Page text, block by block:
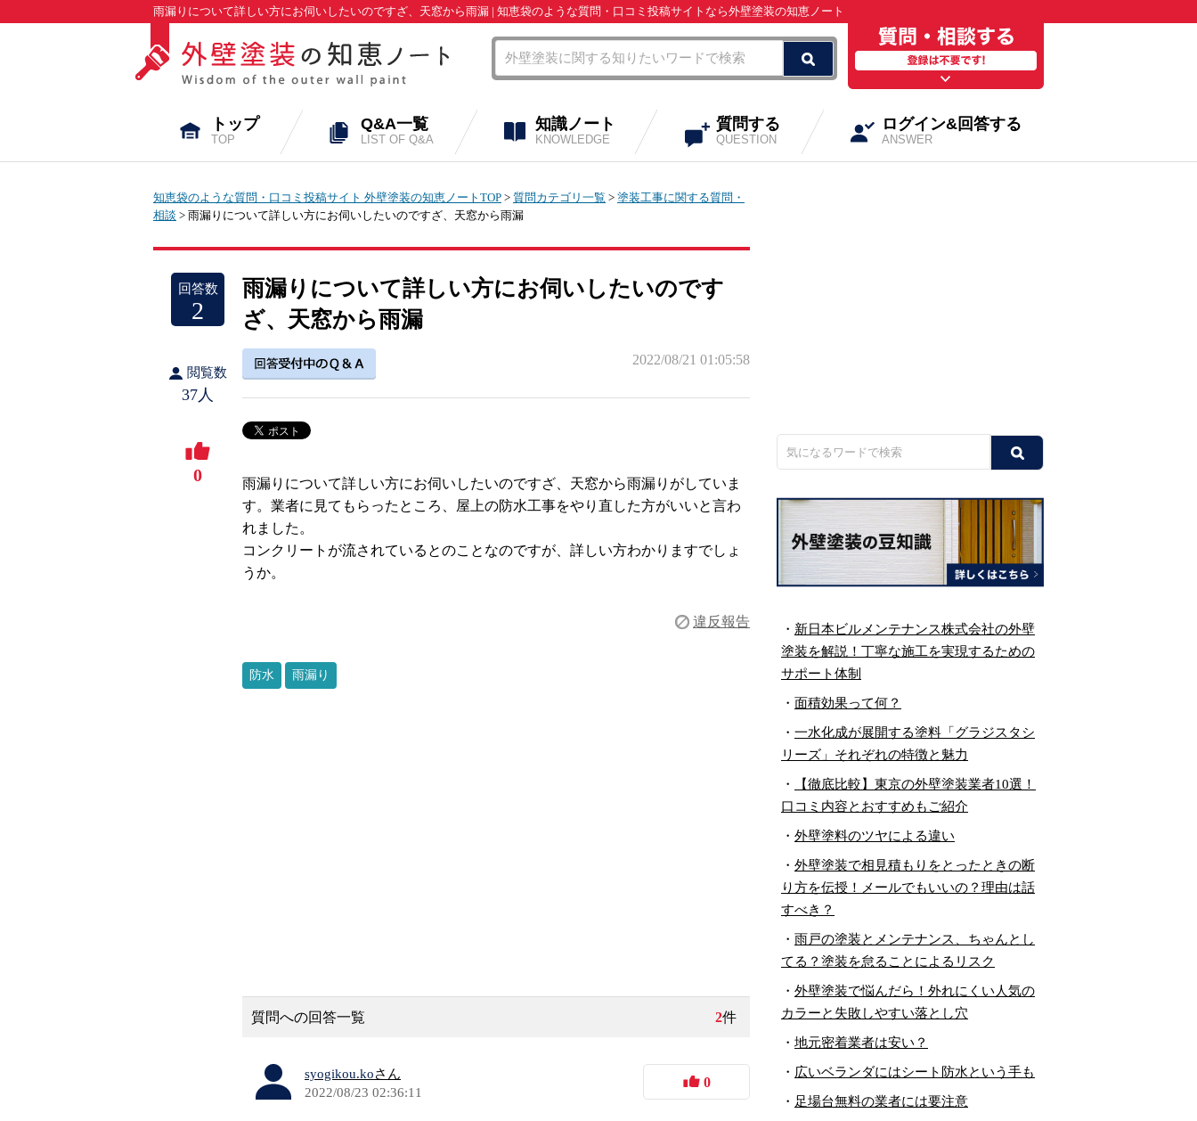
雨漏りについて詳しい方にお伺いしたいのですざ、天窓から雨漏 | 知恵袋のような質問・口コミ投稿サイトなら外壁塗装の知恵ノート
トップ
TOP
Q&A一覧
LIST OF Q&A
知識ノート
KNOWLEDGE
質問する
QUESTION
ログイン&回答する
ANSWER
知恵袋のような質問・口コミ投稿サイト 外壁塗装の知恵ノートTOP > 質問カテゴリ一覧 > 塗装工事に関する質問・
相談 > 雨漏りについて詳しい方にお伺いしたいのですざ、天窓から雨漏
回答数
2
閲覧数
37人
0
雨漏りについて詳しい方にお伺いしたいのです
ざ、天窓から雨漏
2022/08/21 01:05:58
雨漏りについて詳しい方にお伺いしたいのですざ、天窓から雨漏りがしていま
す。業者に見てもらったところ、屋上の防水工事をやり直した方がいいと言わ
れました。
コンクリートが流されているとのことなのですが、詳しい方わかりますでしょ
うか。
違反報告
防水 雨漏り
質問への回答一覧 2件
syogikou.koさん
2022/08/23 02:36:11
0
・ 新日本ビルメンテナンス株式会社の外壁
塗装を解説！丁寧な施工を実現するための
サポート体制
・ 面積効果って何？
・ 一水化成が展開する塗料「グラジスタシ
リーズ」それぞれの特徴と魅力
・
【徹底比較】東京の外壁塗装業者10選！
口コミ内容とおすすめもご紹介
・ 外壁塗料のツヤによる違い
・ 外壁塗装で相見積もりをとったときの断
り方を伝授！メールでもいいの？理由は話
すべき？
・ 雨戸の塗装とメンテナンス、ちゃんとし
てる？塗装を怠ることによるリスク
・ 外壁塗装で悩んだら！外れにくい人気の
カラーと失敗しやすい落とし穴
・ 地元密着業者は安い？
・ 広いベランダにはシート防水という手も
・ 足場台無料の業者には要注意